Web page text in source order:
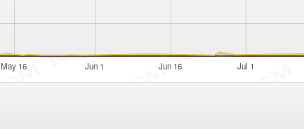
May 16 Jun 1 Jun 16 Jul 1